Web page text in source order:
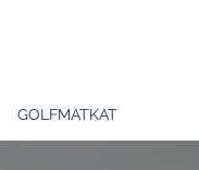
GOLFMATKAT